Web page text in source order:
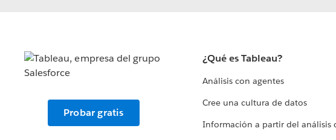
Probar gratis
¿Qué es Tableau?
Análisis con agentes
Cree una cultura de datos
Información a partir del análisis